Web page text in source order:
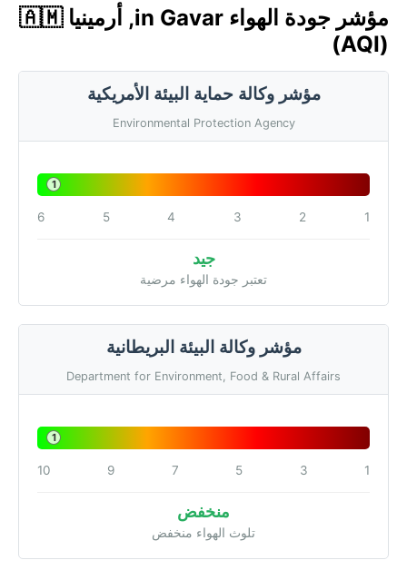
مؤشر جودة الهواء in Gavar, أرمينيا 🇦🇲
(AQI)
مؤشر وكالة حماية البيئة الأمريكية
Environmental Protection Agency
1
1
2
3
4
5
6
جيد
تعتبر جودة الهواء مرضية
مؤشر وكالة البيئة البريطانية
Department for Environment, Food & Rural Affairs
1
1
3
5
7
9
10
منخفض
تلوث الهواء منخفض